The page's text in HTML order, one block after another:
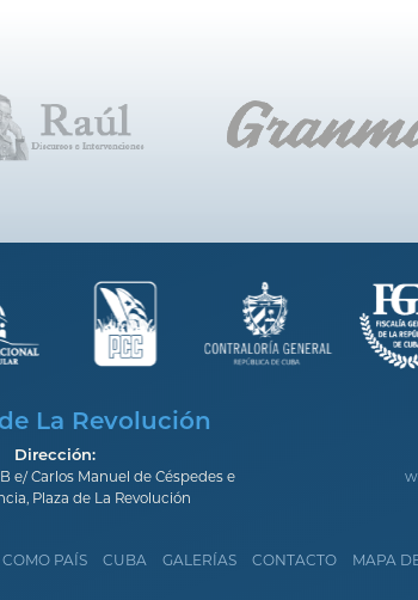
La Revolución
Dirección:
e/ Carlos Manuel de Céspedes e
Plaza de La Revolución
PAÍS CUBA GALERÍAS CONTACTO MAPA